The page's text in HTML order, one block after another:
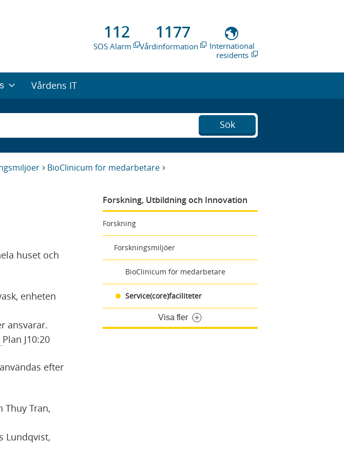
112
SOS Alarm
1177
Vårdinformation
International
residents
Vårdens IT
Sök
BioClinicum för medarbetare
Forskning, Utbildning och Innovation
Forskning
Forskningsmiljöer
BioClinicum för medarbetare
Service(core)faciliteter
Visa fler
huset och
enheten
ansvarar.
Plan J10:20
efter
Thuy Tran,
Lundqvist,